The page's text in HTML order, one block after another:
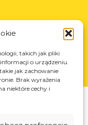
takich jak pliki
o urządzeniu.
jak zachowanie
Brak wyrażenia
niektóre cechy i